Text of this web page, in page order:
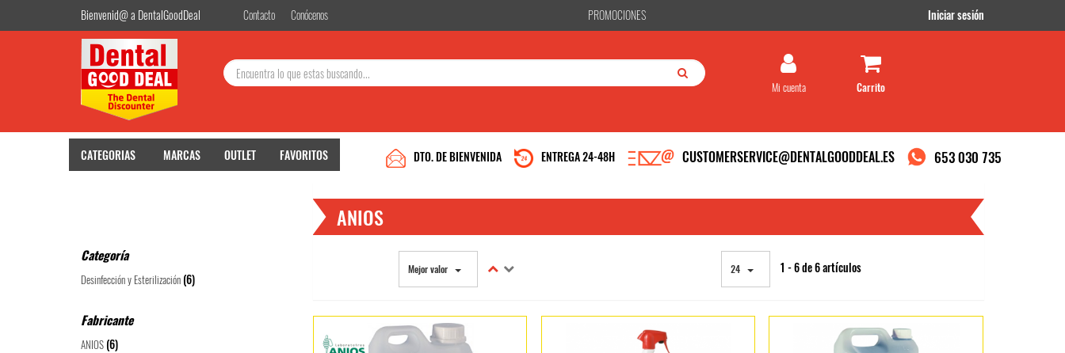
Bienvenid@ a DentalGoodDeal Contacto Conócenos PROMOCIONES
Iniciar sesión
Mi cuenta
CATEGORIAS MARCAS OUTLET FAVORITOS 653 030 735
CUSTOMERSERVICE@DENTALGOODDEAL.ES
ENTREGA 24-48H
DTO. DE BIENVENIDA
Categoría
Desinfección y Esterilización (6)
Fabricante
ANIOS (6)
ANIOS
Mejor valor 24 1 - 6 de 6 artículos